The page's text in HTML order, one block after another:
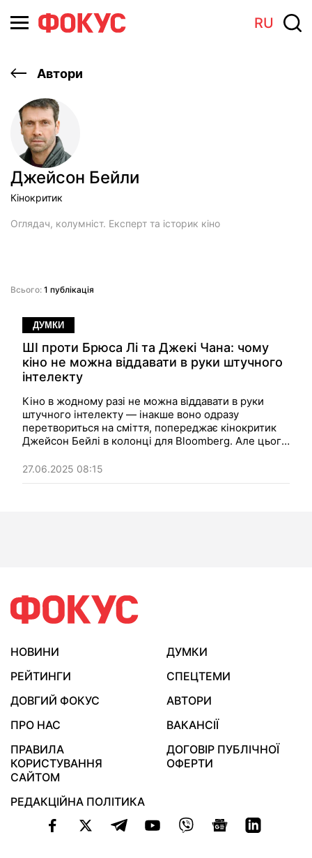
RU
Автори
Джейсон Бейли
Кінокритик
Оглядач, колумніст. Експерт та історик кіно
Всього: 1 публікація
ДУМКИ
ШІ проти Брюса Лі та Джекі Чана: чому
кіно не можна віддавати в руки штучного
інтелекту
Кіно в жодному разі не можна віддавати в руки
штучного інтелекту — інакше воно одразу
перетвориться на сміття, попереджає кінокритик
Джейсон Бейлі в колонці для Bloomberg. Але цього
реставрації за допомогою ШІ великих фільмів кунг-
фу з Брюсом Лі, Джекі Чаном і Джетом Лі.
27.06.2025 08:15
НОВИНИ
ДУМКИ
РЕЙТИНГИ
СПЕЦТЕМИ
ДОВГИЙ ФОКУС
АВТОРИ
ПРО НАС
ВАКАНСІЇ
ПРАВИЛА
КОРИСТУВАННЯ
САЙТОМ
ДОГОВІР ПУБЛІЧНОЇ
ОФЕРТИ
РЕДАКЦІЙНА ПОЛІТИКА